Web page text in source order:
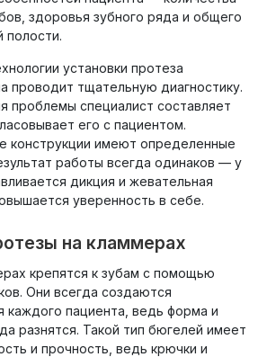
здоровья зубного ряда и общего
полости.
установки протеза
проводит тщательную диагностику.
проблемы специалист составляет
его с пациентом.
конструкции имеют определенные
работы всегда одинаков — у
дикция и жевательная
уверенность в себе.
на кламмерах
крепятся к зубам с помощью
Они всегда создаются
каждого пациента, ведь форма и
разнятся. Такой тип бюгелей имеет
и прочность, ведь крючки и